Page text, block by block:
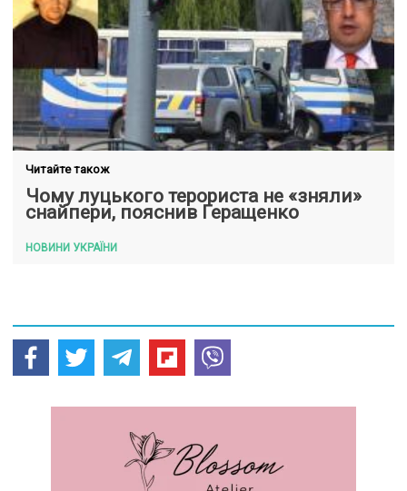
Читайте також
Чому луцького терориста не «зняли»
снайпери, пояснив Геращенко
НОВИНИ УКРАЇНИ